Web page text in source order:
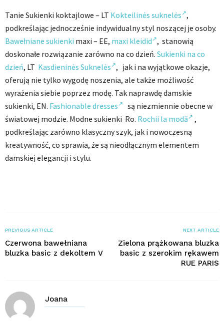
Tanie Sukienki koktajlowe – LT Kokteilinės suknelės ,
podkreślając jednocześnie indywidualny styl noszącej je osoby.
Bawełniane sukienki maxi – EE, maxi kleidid , stanowią
doskonałe rozwiązanie zarówno na co dzień. Sukienki na co
dzień, LT Kasdieninės Suknelės , jak i na wyjątkowe okazje,
oferują nie tylko wygodę noszenia, ale także możliwość
wyrażenia siebie poprzez modę. Tak naprawdę damskie
sukienki, EN. Fashionable dresses
są niezmiennie obecne w
światowej modzie. Modne sukienki Ro. Rochii la modă
,
podkreślając zarówno klasyczny szyk, jak i nowoczesną
kreatywność, co sprawia, że są nieodłącznym elementem
damskiej elegancji i stylu.
PREVIOUS ARTICLE
Czerwona bawełniana
bluzka basic z dekoltem V
NEXT ARTICLE
Zielona prążkowana bluzka
basic z szerokim rękawem
RUE PARIS
Joana